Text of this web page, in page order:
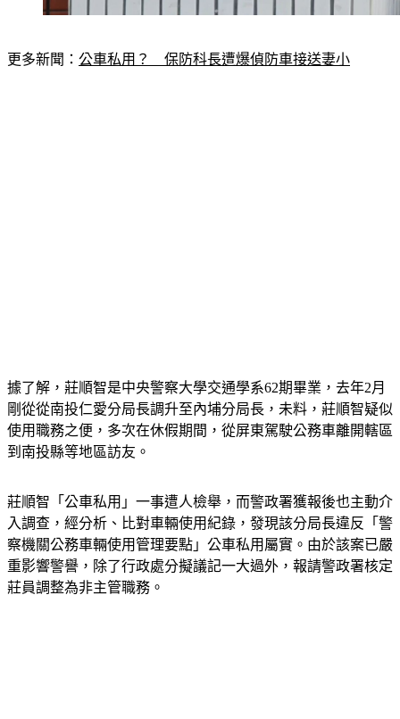
更多新聞： 公車私用？　保防科長遭爆偵防車接送妻小
據了解，莊順智是中央警察大學交通學系62期畢業，去年2月
剛從從南投仁愛分局長調升至內埔分局長，未料，莊順智疑似
使用職務之便，多次在休假期間，從屏東駕駛公務車離開轄區
到南投縣等地區訪友。
莊順智「公車私用」一事遭人檢舉，而警政署獲報後也主動介
入調查，經分析、比對車輛使用紀錄，發現該分局長違反「警
察機關公務車輛使用管理要點」公車私用屬實。由於該案已嚴
重影響警譽，除了行政處分擬議記一大過外，報請警政署核定
莊員調整為非主管職務。